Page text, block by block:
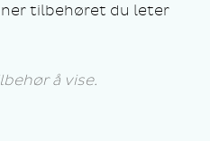
tilbehøret du leter
å vise.